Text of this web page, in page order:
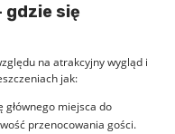
gdzie się
na atrakcyjny wygląd i
jak:
głównego miejsca do
przenocowania gości.